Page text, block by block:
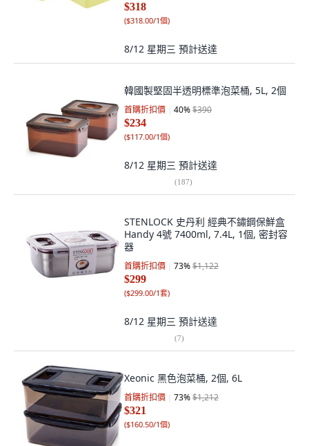
$318
($318.00/1個)
8/12 星期三 預計送達
韓國製堅固半透明標準泡菜桶, 5L, 2個
首購折扣價 40%$390
$234
($117.00/1個)
8/12 星期三 預計送達
(187)
STENLOCK 史丹利 經典不鏽鋼保鮮盒
Handy 4號 7400ml, 7.4L, 1個, 密封容
器
首購折扣價 73%$1,122
$299
($299.00/1套)
8/12 星期三 預計送達
(7)
Xeonic 黑色泡菜桶, 2個, 6L
首購折扣價 73%$1,212
$321
($160.50/1個)